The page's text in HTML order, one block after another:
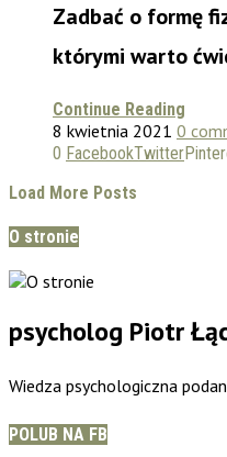
Zadbać o formę
którymi warto
Continue Reading
8 kwietnia 2021 0
0 FacebookTwitter
Load More Posts
O stronie
psycholog Piotr
Wiedza psychologiczna
POLUB NA FB